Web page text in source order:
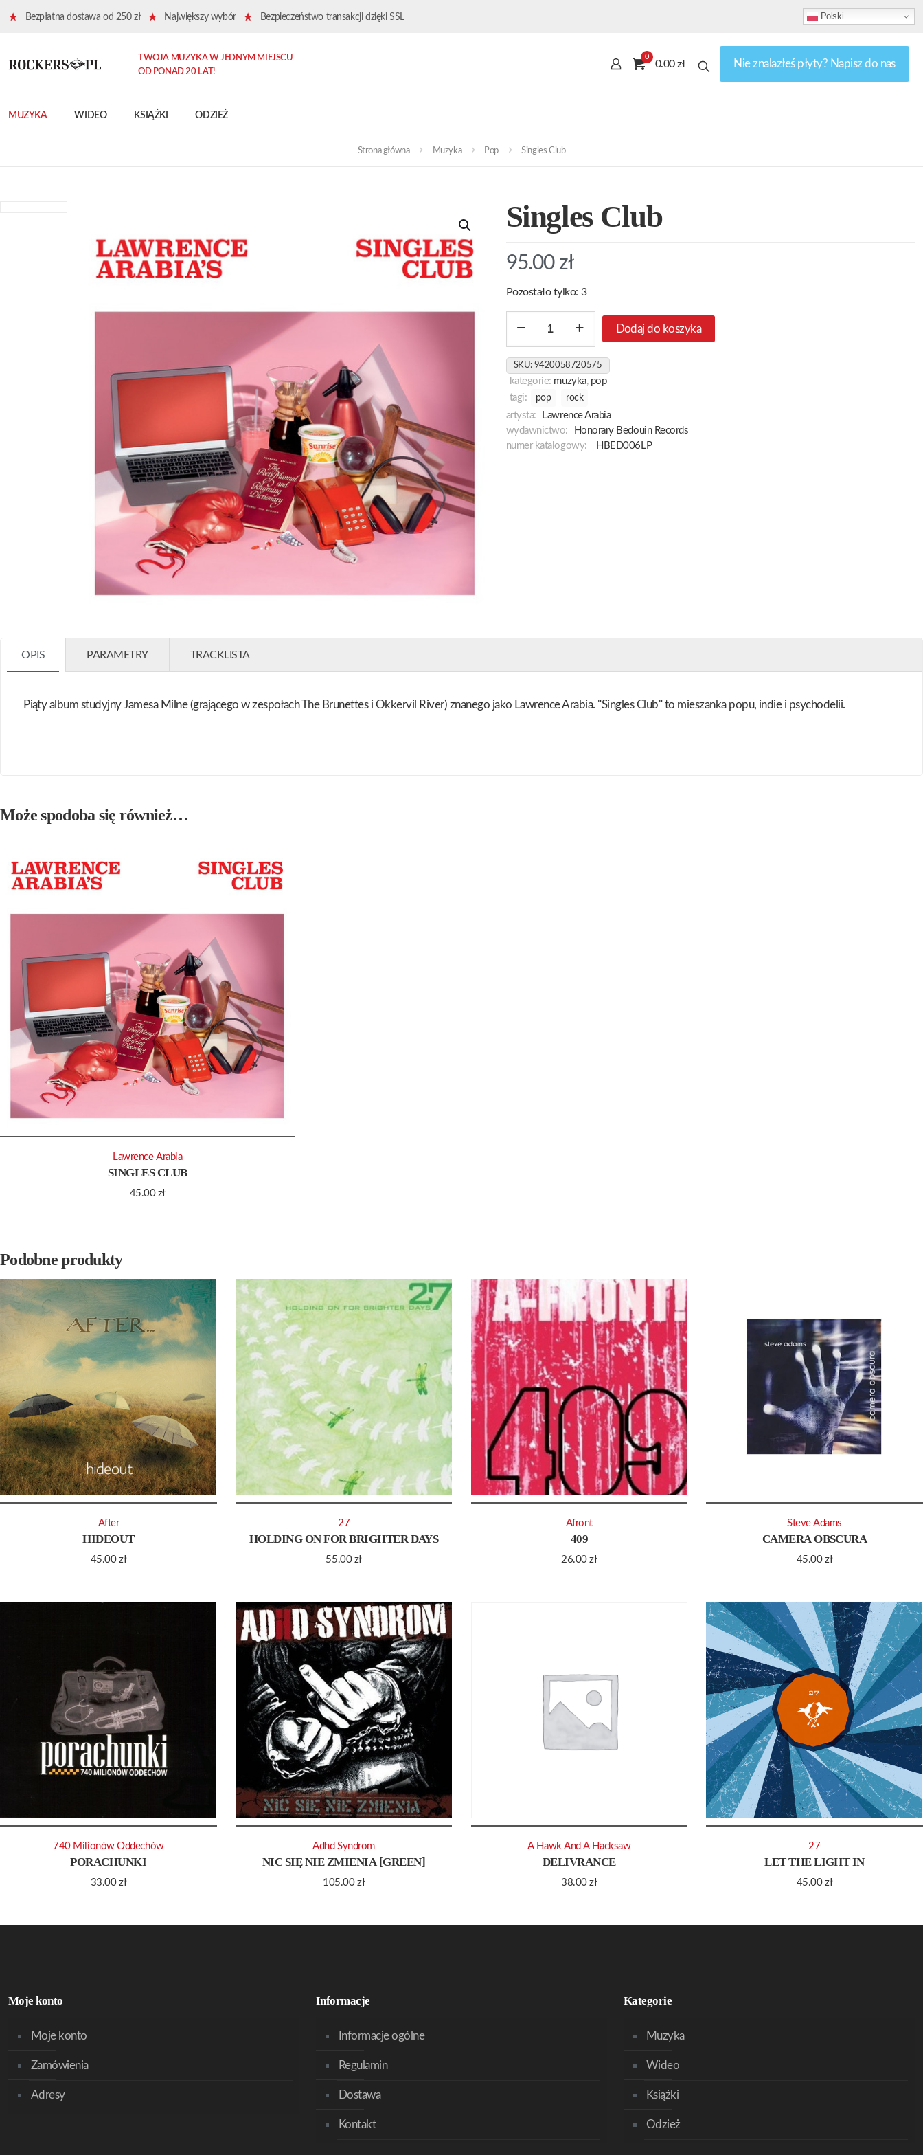
Bezpłatna dostawa od 250 zł Największy wybór Bezpieczeństwo transakcji dzięki SSL Polski
MUZYKA WIDEO KSIĄŻKI ODZIEŻ
TWOJA MUZYKA W JEDNYM MIEJSCU
OD PONAD 20 LAT!
0
0.00 zł Nie znalazłeś płyty? Napisz do nas
Strona główna Muzyka Pop Singles Club
Singles Club
95.00 zł
Pozostało tylko: 3
Dodaj do koszyka
SKU: 9420058720575
kategorie: muzyka, pop
tagi:
pop rock
artysta:
Lawrence Arabia
wydawnictwo:
Honorary Bedouin Records
numer katalogowy:
HBED006LP
OPIS PARAMETRY TRACKLISTA
Piąty album studyjny Jamesa Milne (grającego w zespołach The Brunettes i Okkervil River) znanego jako Lawrence Arabia. "Singles Club" to mieszanka popu, indie i psychodelii.
Może spodoba się również…
SINGLES CLUB
45.00 zł
Lawrence Arabia
Podobne produkty
HIDEOUT
45.00zł
After
HOLDING ON FOR BRIGHTER DAYS
55.00 zł
27
409
26.00zł
Afront
CAMERA OBSCURA
45.00zł
Steve Adams
PORACHUNKI
33.00zł
740 Milionów Oddechów
NIC SIĘ NIE ZMIENIA [GREEN]
105.00 zł
Adhd Syndrom
DELIVRANCE
38.00zł
A Hawk And A Hacksaw
LET THE LIGHT IN
45.00zł
27
Moje konto
Moje konto
Zamówienia
Adresy
Informacje
Informacje ogólne
Regulamin
Dostawa
Kontakt
Kategorie
Muzyka
Wideo
Książki
Odzież